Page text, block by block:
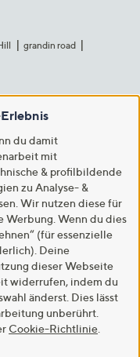
grandin road
du damit
mit
& profilbildende
zu Analyse- &
Wir nutzen diese für
Werbung. Wenn du dies
(für essenzielle
Deine
dieser Webseite
widerrufen, indem du
änderst. Dies lässt
unberührt.
Cookie-Richtlinie